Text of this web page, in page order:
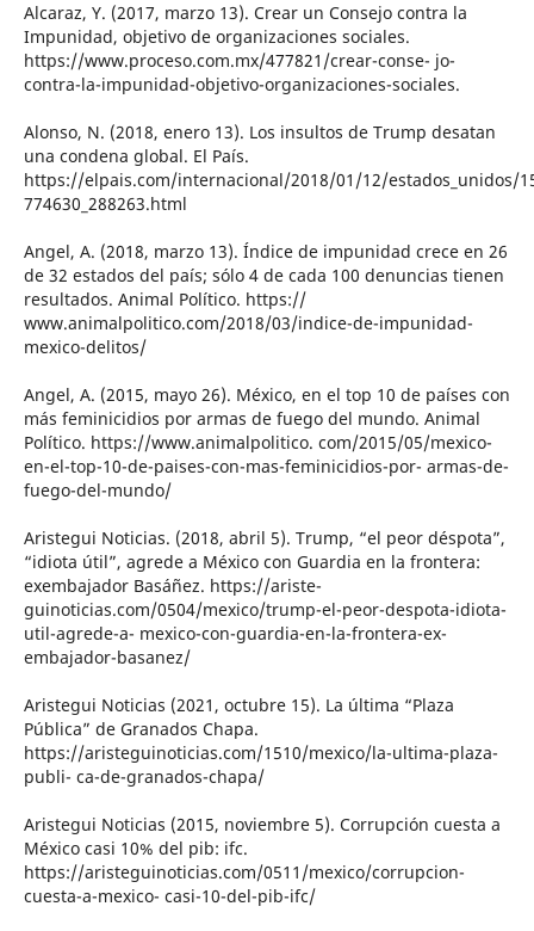
Alcaraz, Y. (2017, marzo 13). Crear un Consejo contra la
Impunidad, objetivo de organizaciones sociales.
https://www.proceso.com.mx/477821/crear-conse- jo-
contra-la-impunidad-objetivo-organizaciones-sociales.
Alonso, N. (2018, enero 13). Los insultos de Trump desatan
una condena global. El País.
https://elpais.com/internacional/2018/01/12/estados_unidos/
774630_288263.html
Angel, A. (2018, marzo 13). Índice de impunidad crece en 26
de 32 estados del país; sólo 4 de cada 100 denuncias tienen
resultados. Animal Político. https://
www.animalpolitico.com/2018/03/indice-de-impunidad-
mexico-delitos/
Angel, A. (2015, mayo 26). México, en el top 10 de países con
más feminicidios por armas de fuego del mundo. Animal
Político. https://www.animalpolitico. com/2015/05/mexico-
en-el-top-10-de-paises-con-mas-feminicidios-por- armas-de-
fuego-del-mundo/
Aristegui Noticias. (2018, abril 5). Trump, “el peor déspota”,
“idiota útil”, agrede a México con Guardia en la frontera:
exembajador Basáñez. https://ariste-
guinoticias.com/0504/mexico/trump-el-peor-despota-idiota-
util-agrede-a- mexico-con-guardia-en-la-frontera-ex-
embajador-basanez/
Aristegui Noticias (2021, octubre 15). La última “Plaza
Pública” de Granados Chapa.
https://aristeguinoticias.com/1510/mexico/la-ultima-plaza-
publi- ca-de-granados-chapa/
Aristegui Noticias (2015, noviembre 5). Corrupción cuesta a
México casi 10% del pib: ifc.
https://aristeguinoticias.com/0511/mexico/corrupcion-
cuesta-a-mexico- casi-10-del-pib-ifc/